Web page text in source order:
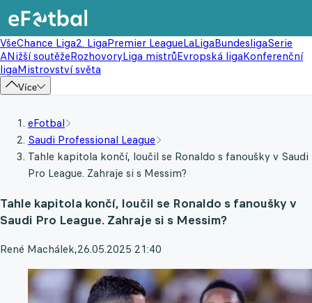
VšeChance Liga2. LigaPremier LeagueLaLigaBundesligaSerie
ANižší soutěžeRozhovoryLiga mistrůEvropská ligaKonferenční
ligaMistrovství světa
Více
eFotbal
Saudi Professional League
Tahle kapitola končí, loučil se Ronaldo s fanoušky v Saudi
Pro League. Zahraje si s Messim?
Tahle kapitola končí, loučil se Ronaldo s fanoušky v
Saudi Pro League. Zahraje si s Messim?
René Machálek,26.05.2025 21:40